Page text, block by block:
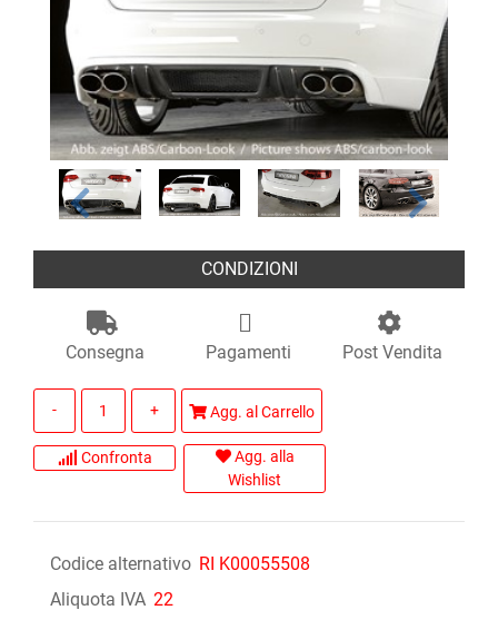
CONDIZIONI
Consegna Pagamenti Post Vendita
Agg. al Carrello
Confronta
Agg. alla
Wishlist
Codice alternativo RI K00055508
Aliquota IVA 22